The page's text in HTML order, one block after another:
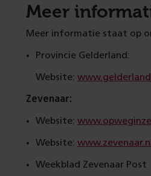
Meer
Meer informatie staat op
Provincie Gelderland:
Website:
Zevenaar:
Website:
Website:
Weekblad Zevenaar Post